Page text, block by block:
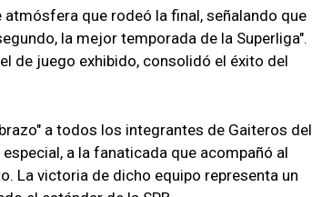
que rodeó la final, señalando que
la mejor temporada de la Superliga".
de juego exhibido, consolidó el éxito del
a todos los integrantes de Gaiteros del
a la fanaticada que acompañó al
La victoria de dicho equipo representa un